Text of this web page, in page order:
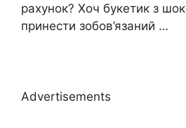
рахунок? Хоч букетик з
принести зобов’язаний …
Advertisements